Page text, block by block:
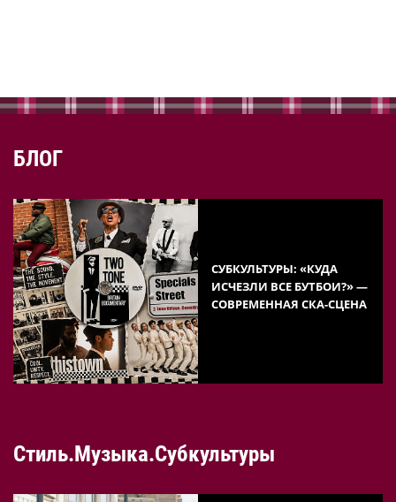
БЛОГ
СУБКУЛЬТУРЫ: «КУДА
ИСЧЕЗЛИ ВСЕ БУТБОИ?» —
СОВРЕМЕННАЯ СКА-СЦЕНА
Стиль.Музыка.Субкультуры